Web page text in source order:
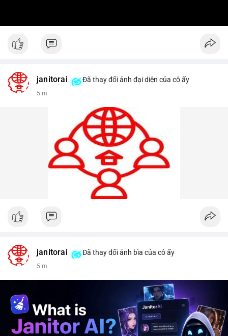
janitorai Đã thay đổi ảnh đại diện của cô ấy
5 m
janitorai Đã thay đổi ảnh bìa của cô ấy
5 m